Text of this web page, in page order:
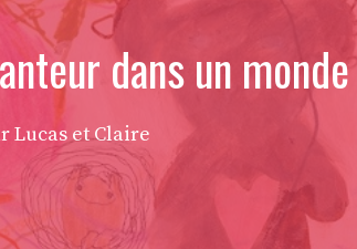
dans un
Lucas et Claire